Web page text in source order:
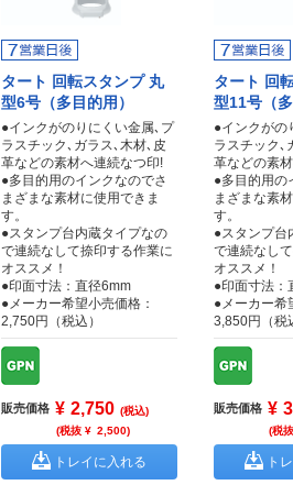
タート 回転スタンプ 丸
型6号（多目的用）
●インクがのりにくい金属､プ
ラスチック､ガラス､木材､皮
革などの素材へ連続なつ印!
●多目的用のインクなのでさ
まざまな素材に使用できま
す。
●スタンプ台内蔵タイプなの
で連続なして捺印する作業に
オススメ！
●印面寸法：直径6mm
●メーカー希望小売価格：
2,750円（税込）
販売価格 ¥ 2,750 (税込)
(税抜 ¥ 2,500)
トレイに入れる
タート 回
型11号（多
●インクがの
ラスチック､
革などの素
●多目的用の
まざまな素
す。
●スタンプ台
で連続なし
オススメ！
●印面寸法：
●メーカー希
3,850円（税
販売価格 ¥
(税
ト